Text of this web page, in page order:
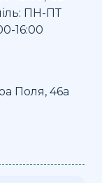
ПН-ПТ
16:00
Поля, 46а